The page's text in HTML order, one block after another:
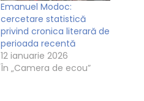
Emanuel Modoc:
cercetare statistică
privind cronica literară de
perioada recentă
12 ianuarie 2026
În „Camera de ecou”